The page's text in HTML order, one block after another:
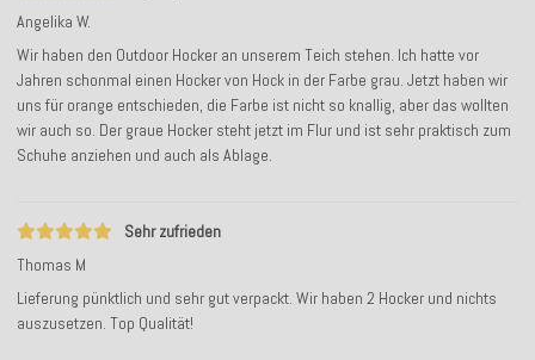
Angelika W.
Wir haben den Outdoor Hocker an unserem Teich stehen. Ich hatte vor
Jahren schonmal einen Hocker von Hock in der Farbe grau. Jetzt haben wir
uns für orange entschieden, die Farbe ist nicht so knallig, aber das wollten
wir auch so. Der graue Hocker steht jetzt im Flur und ist sehr praktisch zum
Schuhe anziehen und auch als Ablage.
Sehr zufrieden
Thomas M
Lieferung pünktlich und sehr gut verpackt. Wir haben 2 Hocker und nichts
auszusetzen. Top Qualität!